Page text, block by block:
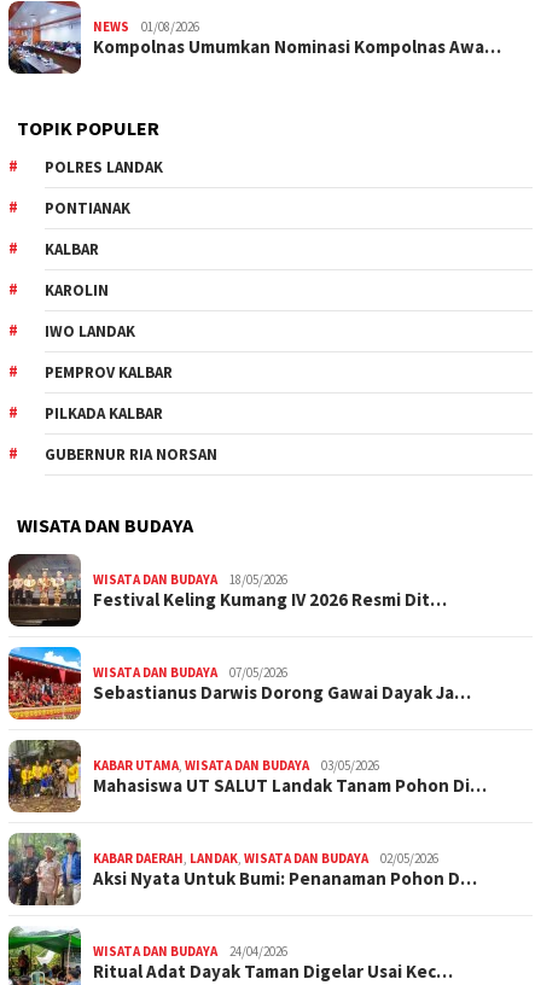
NEWS 01/08/2026
Kompolnas Umumkan Nominasi Kompolnas Awa…
TOPIK POPULER
POLRES LANDAK
PONTIANAK
KALBAR
KAROLIN
IWO LANDAK
PEMPROV KALBAR
PILKADA KALBAR
GUBERNUR RIA NORSAN
WISATA DAN BUDAYA
WISATA DAN BUDAYA 18/05/2026
Festival Keling Kumang IV 2026 Resmi Dit…
WISATA DAN BUDAYA 07/05/2026
Sebastianus Darwis Dorong Gawai Dayak Ja…
KABAR UTAMA, WISATA DAN BUDAYA 03/05/2026
Mahasiswa UT SALUT Landak Tanam Pohon Di…
KABAR DAERAH, LANDAK, WISATA DAN BUDAYA 02/05/2026
Aksi Nyata Untuk Bumi: Penanaman Pohon D…
WISATA DAN BUDAYA 24/04/2026
Ritual Adat Dayak Taman Digelar Usai Kec…